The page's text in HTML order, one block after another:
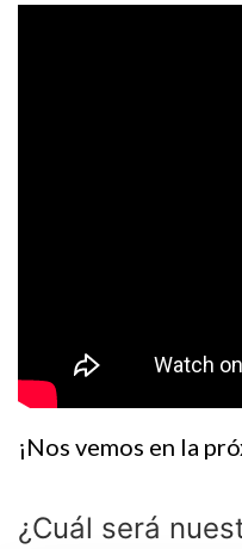
¡Nos vemos en la
¿Cuál será